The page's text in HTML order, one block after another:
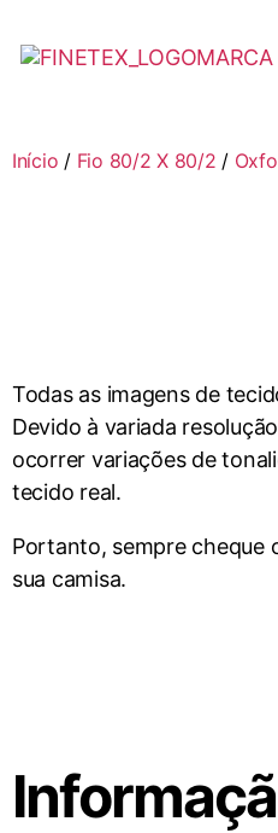
Início / Fio 80/2 X 80/2 /
Todas as imagens de
Devido à variada
ocorrer variações de
tecido real.
Portanto, sempre cheque
sua camisa.